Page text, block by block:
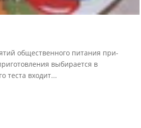
общественного питания при­
выбирается в
теста входит...